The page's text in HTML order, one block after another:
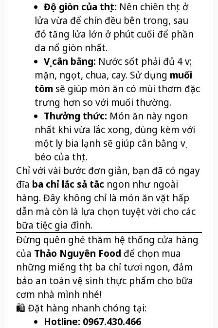
Độ giòn của thịt: Nên chiên thịt ở
lửa vừa để chín đều bên trong, sau
đó tăng lửa lớn ở phút cuối để phần
da nổ giòn nhất.
Vị cân bằng: Nước sốt phải đủ 4 vị:
mặn, ngọt, chua, cay. Sử dụng muối
tôm sẽ giúp món ăn có mùi thơm đặc
trưng hơn so với muối thường.
Thưởng thức: Món ăn này ngon
nhất khi vừa lắc xong, dùng kèm với
một ly bia lạnh sẽ giúp cân bằng vị
béo của thịt.
Chỉ với vài bước đơn giản, bạn đã có ngay
đĩa ba chỉ lắc sả tắc ngon như ngoài
hàng. Đây không chỉ là món ăn vặt hấp
dẫn mà còn là lựa chọn tuyệt vời cho các
bữa tiệc gia đình.
Đừng quên ghé thăm hệ thống cửa hàng
của Thảo Nguyên Food để chọn mua
những miếng thịt ba chỉ tươi ngon, đảm
bảo an toàn vệ sinh thực phẩm cho bữa
cơm nhà mình nhé!
🛍️ Đặt hàng nhanh chóng tại:
Hotline: 0967.430.466